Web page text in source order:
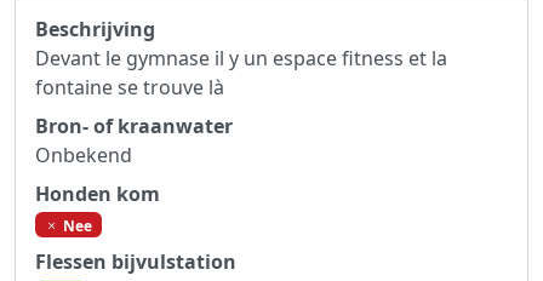
Beschrijving
Devant le gymnase il y un espace fitness et la
fontaine se trouve là
Bron- of kraanwater
Onbekend
Honden kom
Nee
Flessen bijvulstation